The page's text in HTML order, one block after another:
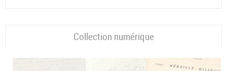
Collection numérique